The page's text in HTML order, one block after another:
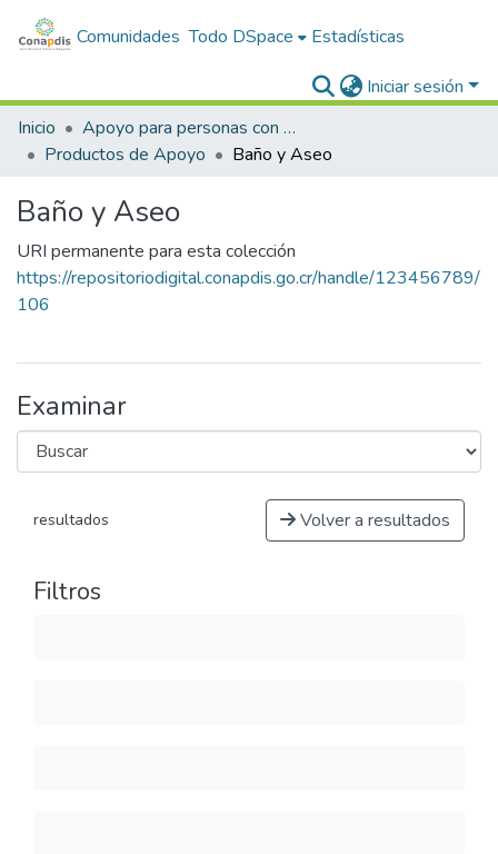
Comunidades Todo DSpace Estadísticas
Iniciar sesión
Inicio
Apoyo para personas con discapacidad
Productos de Apoyo
Baño y Aseo
Baño y Aseo
URI permanente para esta colección
https://repositoriodigital.conapdis.go.cr/handle/123456789/
106
Examinar
resultados Volver a resultados
Filtros